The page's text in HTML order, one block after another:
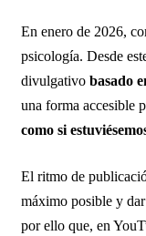
En enero de 2026,
psicología. Desde
divulgativo basado
una forma accesible
como si
El ritmo de
máximo posible y
por ello que, en